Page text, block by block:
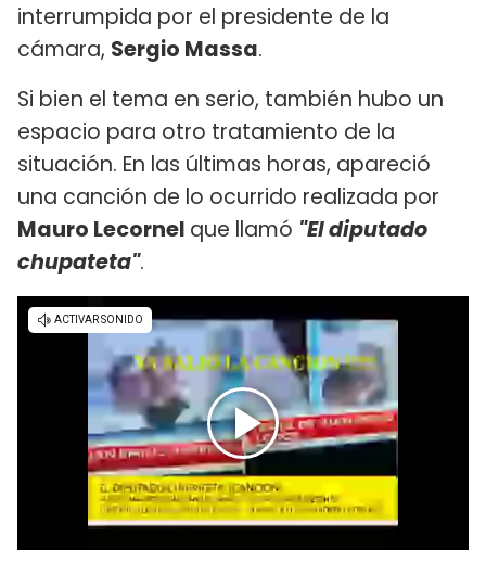
interrumpida por el presidente de la
cámara, Sergio Massa.
Si bien el tema en serio, también hubo un
espacio para otro tratamiento de la
situación. En las últimas horas, apareció
una canción de lo ocurrido realizada por
Mauro Lecornel que llamó "El diputado
chupateta".